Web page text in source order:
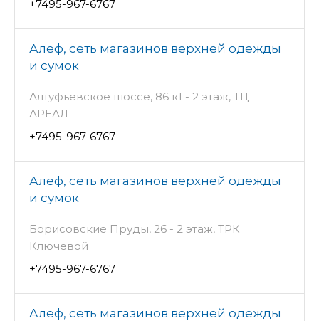
+7495-967-6767
Алеф, сеть магазинов верхней одежды
и сумок
Алтуфьевское шоссе, 86 к1 - 2 этаж, ТЦ
АРЕАЛ
+7495-967-6767
Алеф, сеть магазинов верхней одежды
и сумок
Борисовские Пруды, 26 - 2 этаж, ТРК
Ключевой
+7495-967-6767
Алеф, сеть магазинов верхней одежды